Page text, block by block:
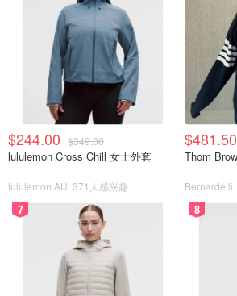
$244.00 $349.00
lululemon Cross Chill 女士外套
lululemon AU 371人感兴趣
$481.50
Bernardelli
7 8